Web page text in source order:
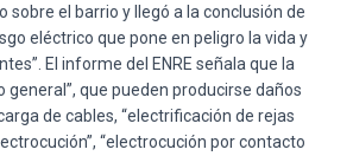
sobre el barrio y llegó a la conclusión de
eléctrico que pone en peligro la vida y
El informe del ENRE señala que la
general”, que pueden producirse daños
de cables, “electrificación de rejas
“electrocución por contacto